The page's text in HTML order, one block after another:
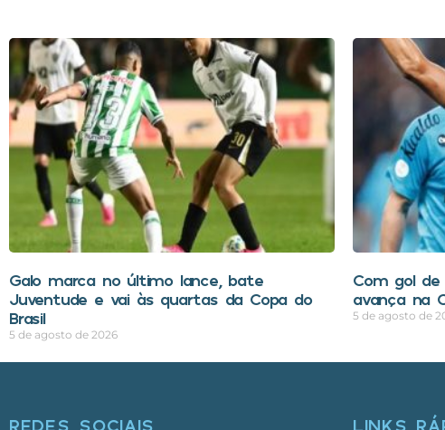
Galo marca no último lance, bate
Juventude e vai às quartas da Copa do
Brasil
5 de agosto de 2026
Com gol
avança na
5 de agosto de
REDES SOCIAIS LINKS